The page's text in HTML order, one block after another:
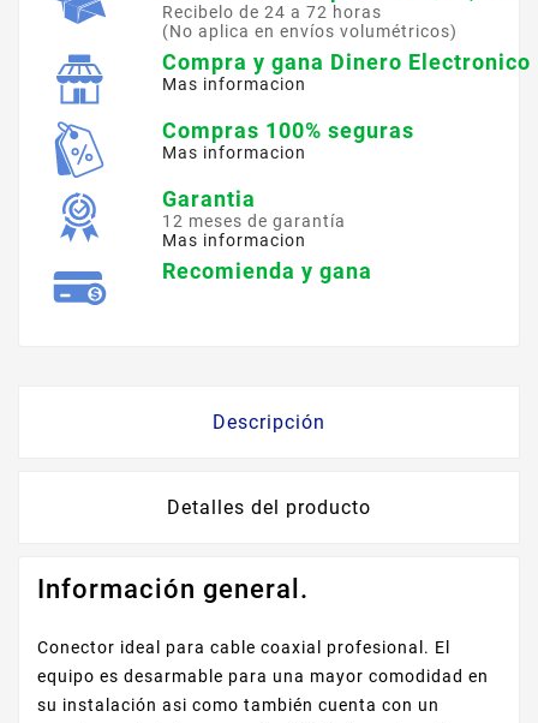
Recibelo de 24 a 72 horas
(No aplica en envíos volumétricos)
Compra y gana Dinero Electronico
Mas informacion
Compras 100% seguras
Mas informacion
Garantia
12 meses de garantía
Mas informacion
Recomienda y gana
Descripción
Detalles del producto
Información general.
Conector ideal para cable coaxial profesional. El
equipo es desarmable para una mayor comodidad en
su instalación asi como también cuenta con un